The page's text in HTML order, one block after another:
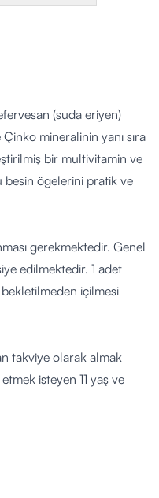
(suda eriyen)
mineralinin yanı sıra
bir multivitamin ve
besin ögelerini pratik ve
gerekmektedir. Genel
edilmektedir. 1 adet
içilmesi
takviye olarak almak
isteyen 11 yaş ve